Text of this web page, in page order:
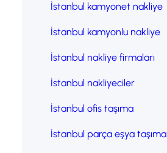
İstanbul kamyonet nakliye
İstanbul kamyonlu nakliye
İstanbul nakliye firmaları
İstanbul nakliyeciler
İstanbul ofis taşıma
İstanbul parça eşya taşıma